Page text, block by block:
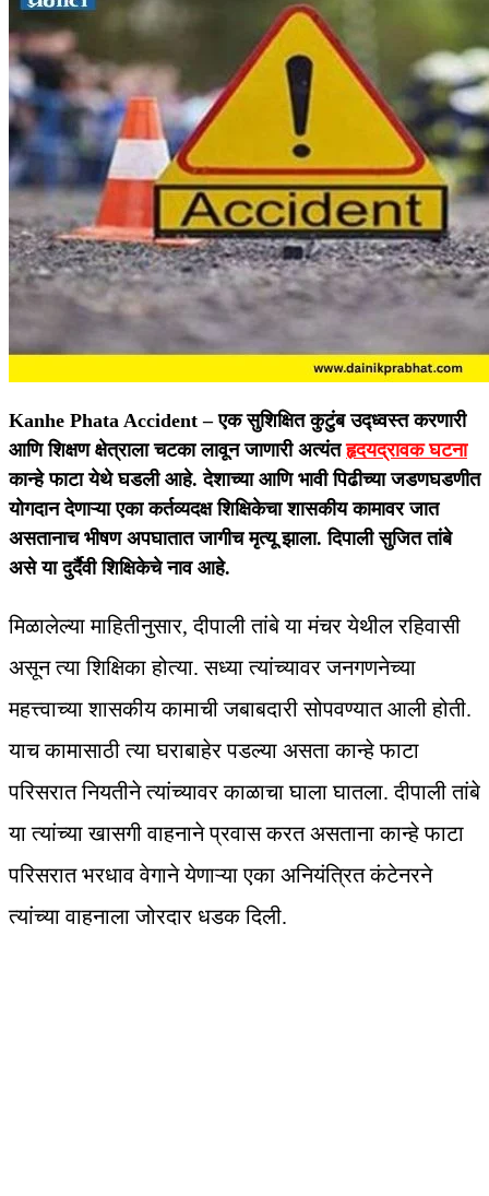
Kanhe Phata Accident –एक सुशिक्षित कुटुंब उद्ध्वस्त करणारी
आणि शिक्षण क्षेत्राला चटका लावून जाणारी अत्यंतहृदयद्रावक घटना
कान्हे फाटा येथे घडली आहे. देशाच्या आणि भावी पिढीच्या जडणघडणीत
योगदान देणाऱ्या एका कर्तव्यदक्ष शिक्षिकेचा शासकीय कामावर जात
असतानाच भीषण अपघातात जागीच मृत्यू झाला. दिपाली सुजित तांबे
असे या दुर्दैवी शिक्षिकेचे नाव आहे.
मिळालेल्या माहितीनुसार, दीपाली तांबे या मंचर येथील रहिवासी
असून त्या शिक्षिका होत्या. सध्या त्यांच्यावर जनगणनेच्या
महत्त्वाच्या शासकीय कामाची जबाबदारी सोपवण्यात आली होती.
याच कामासाठी त्या घराबाहेर पडल्या असता कान्हे फाटा
परिसरात नियतीने त्यांच्यावर काळाचा घाला घातला. दीपाली तांबे
या त्यांच्या खासगी वाहनाने प्रवास करत असताना कान्हे फाटा
परिसरात भरधाव वेगाने येणाऱ्या एका अनियंत्रित कंटेनरने
त्यांच्या वाहनाला जोरदार धडक दिली.